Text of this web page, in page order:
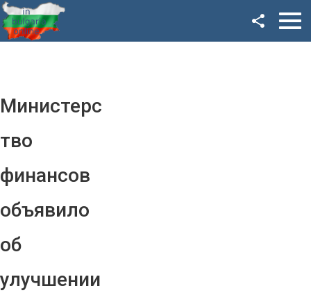
Министерс
тво
финансов
объявило
об
улучшении